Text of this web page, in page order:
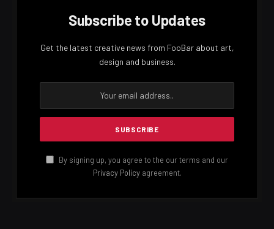
Subscribe to Updates
Get the latest creative news from FooBar about art,
design and business.
By signing up, you agree to the our terms and our
Privacy Policyagreement.